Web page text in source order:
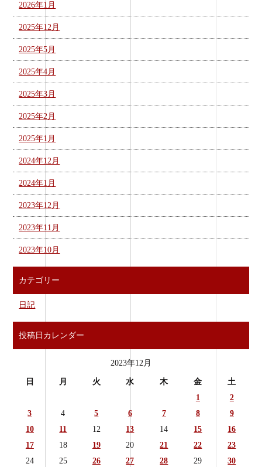
2026年1月
2025年12月
2025年5月
2025年4月
2025年3月
2025年2月
2025年1月
2024年12月
2024年1月
2023年12月
2023年11月
2023年10月
カテゴリー
日記
投稿日カレンダー
2023年12月
日 月 火 水 木 金
土
1
2
3
4 5 6 7 8
9
10
11 12 13 14 15
16
17
18 19 20 21 22
23
24
25 26 27 28 29 30